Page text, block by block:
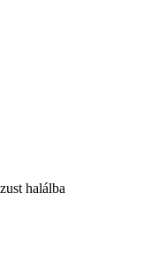
halálba